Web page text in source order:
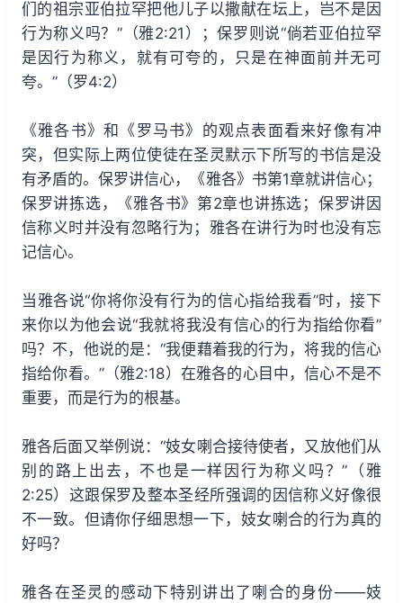
们的祖宗亚伯拉罕把他儿子以撒献在坛上，岂不是因
行为称义吗？”（雅2:21）；保罗则说“倘若亚伯拉罕
是因行为称义，就有可夸的，只是在神面前并无可
夸。”（罗4:2）
《雅各书》和《罗马书》的观点表面看来好像有冲
突，但实际上两位使徒在圣灵默示下所写的书信是没
有矛盾的。保罗讲信心，《雅各》书第1章就讲信心；
保罗讲拣选，《雅各书》第2章也讲拣选；保罗讲因
信称义时并没有忽略行为；雅各在讲行为时也没有忘
记信心。
当雅各说“你将你没有行为的信心指给我看”时，接下
来你以为他会说“我就将我没有信心的行为指给你看”
吗？不，他说的是：“我便藉着我的行为，将我的信心
指给你看。”（雅2:18）在雅各的心目中，信心不是不
重要，而是行为的根基。
雅各后面又举例说：“妓女喇合接待使者，又放他们从
别的路上出去，不也是一样因行为称义吗？”（雅
2:25）这跟保罗及整本圣经所强调的因信称义好像很
不一致。但请你仔细思想一下，妓女喇合的行为真的
好吗？
雅各在圣灵的感动下特别讲出了喇合的身份——妓